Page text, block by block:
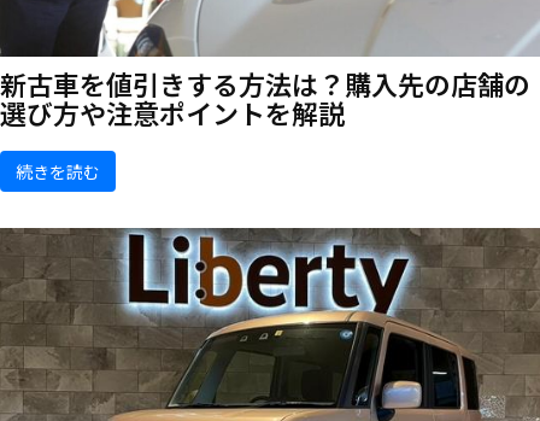
新古車を値引きする方法は？購入先の店舗の
選び方や注意ポイントを解説
続きを読む